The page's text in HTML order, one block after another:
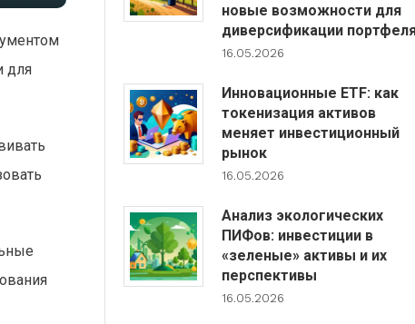
для
новые возможности для
диверсификации
16.05.2026
Инновационные ETF: как
токенизация активов
меняет инвестиционный
рынок
16.05.2026
Анализ экологических
ПИФов: инвестиции в
«зеленые» активы и их
перспективы
16.05.2026